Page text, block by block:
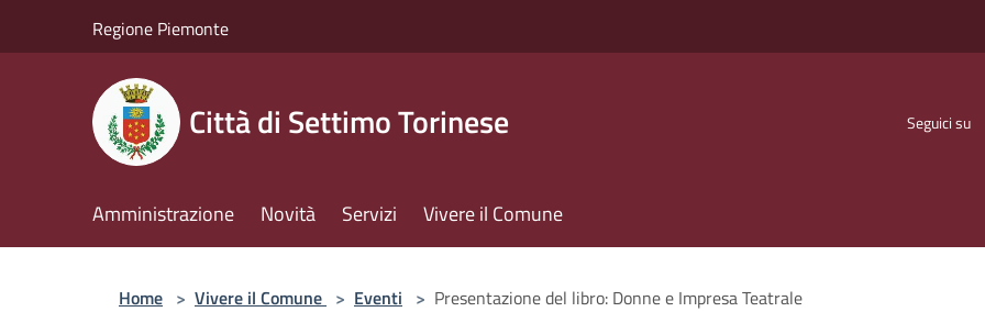
Regione Piemonte
Città di Settimo Torinese Seguici su
Amministrazione Novità Servizi Vivere il Comune
Home > Vivere il Comune > Eventi > Presentazione del libro: Donne e Impresa Teatrale